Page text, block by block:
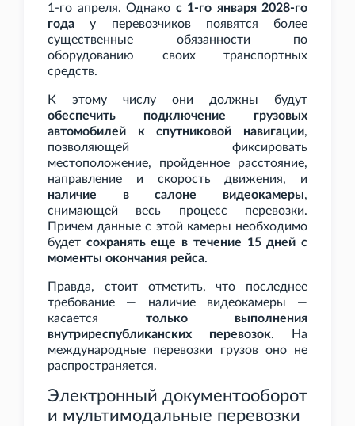
1-го апреля. Однако с 1-го января 2028-го
года у перевозчиков появятся более
существенные обязанности по
оборудованию своих транспортных
средств.
К этому числу они должны будут
обеспечить подключение грузовых
автомобилей к спутниковой навигации,
позволяющей фиксировать
местоположение, пройденное расстояние,
направление и скорость движения, и
наличие в салоне видеокамеры,
снимающей весь процесс перевозки.
Причем данные с этой камеры необходимо
будет сохранять еще в течение 15 дней с
моменты окончания рейса.
Правда, стоит отметить, что последнее
требование — наличие видеокамеры —
касается только выполнения
внутриреспубликанских перевозок. На
международные перевозки грузов оно не
распространяется.
Электронный документооборот
и мультимодальные перевозки